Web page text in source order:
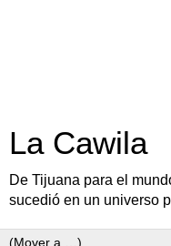
La Cawila
De Tijuana para el
sucedió en un universo